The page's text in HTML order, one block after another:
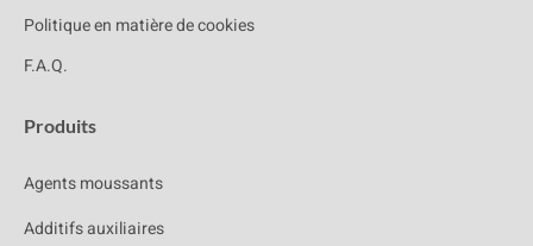
Politique en matière de cookies
F.A.Q.
Produits
Agents moussants
Additifs auxiliaires